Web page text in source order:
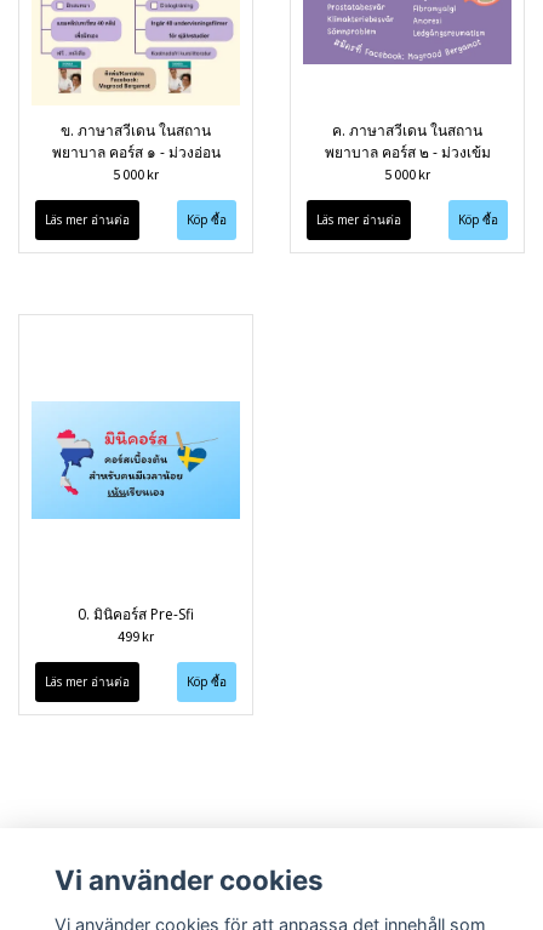
ข. ภาษาสวีเดน ในสถาน
พยาบาล คอร์ส ๑ - ม่วงอ่อน
5 000 kr
Läs mer อ่านต่อ
ค. ภาษาสวีเดน ในสถาน
พยาบาล คอร์ส ๒ - ม่วงเข้ม
5 000 kr
Läs mer อ่านต่อ
0. มินิคอร์ส Pre-Sfi
499 kr
Läs mer อ่านต่อ
Vi använder cookies
Vi använder cookies för att anpassa det innehåll som